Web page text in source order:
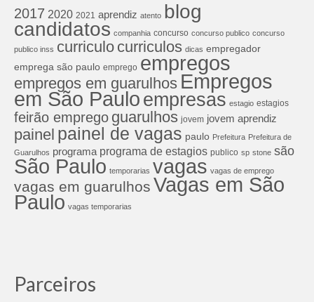
2017 2020 2021 aprendiz atento
blog
candidatos companhia concurso concurso publico concurso
publico inss curriculo curriculos dicas empregador
emprega são paulo emprego empregos
empregos em guarulhos Empregos
em São Pauloempresas estagio estagios
feirão emprego guarulhos jovem jovem aprendiz
painel painel de vagas paulo Prefeitura Prefeitura de
Guarulhos programa programa de estagios publico sp stone são
São Paulo temporarias vagas vagas de emprego
vagas em guarulhos Vagas em São
Paulo vagas temporarias
Parceiros